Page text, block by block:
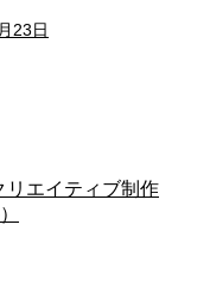
23日
リエイティブ制作